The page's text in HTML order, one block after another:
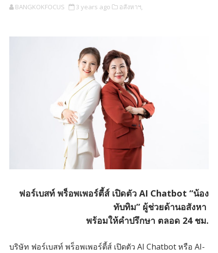
BANGKOKFOCUS 3 years ago อสังหาฯ,
ฟอร์เบสท์ พร็อพเพอร์ตี้ส์ เปิดตัว AI Chatbot “น้อง
ทับทิม” ผู้ช่วยด้านอสังหา
พร้อมให้คำปรึกษา ตลอด 24 ชม.
บริษัท ฟอร์เบสท์ พร็อพเพอร์ตี้ส์ เปิดตัว AI Chatbot หรือ AI-